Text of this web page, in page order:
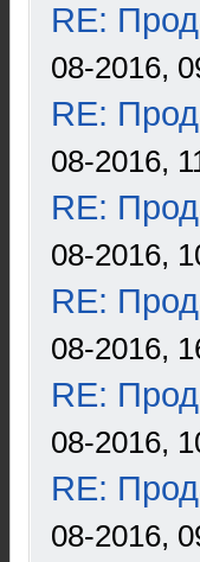
RE:
08-2016,
RE:
08-2016,
RE:
08-2016,
RE:
08-2016,
RE:
08-2016,
RE:
08-2016,